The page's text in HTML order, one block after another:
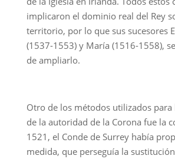
implicaron el dominio real del Rey
territorio, por lo que sus sucesores
(1537-1553) y María (1516-1558),
de ampliarlo.
Otro de los métodos utilizados
de la autoridad de la Corona fue la
1521, el Conde de Surrey había
medida, que perseguía la